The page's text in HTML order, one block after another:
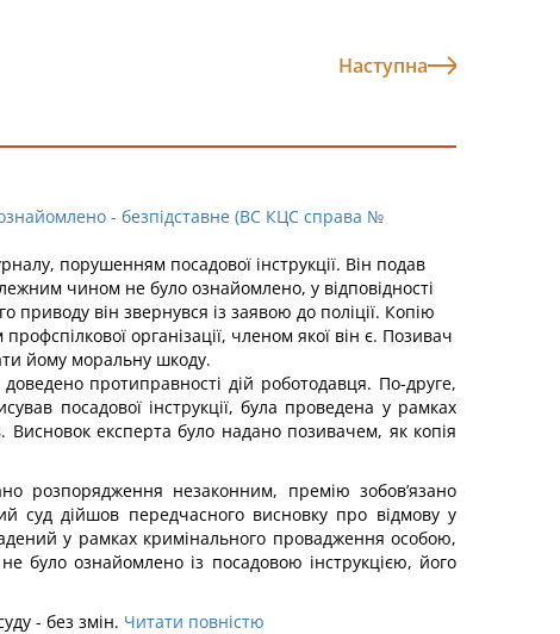
Наступна
ознайомлено - безпідставне (ВС КЦС справа №
порушенням посадової інструкції. Він подав
чином не було ознайомлено, у відповідності
він звернувся із заявою до поліції. Копію
організації, членом якої він є. Позивач
йому моральну шкоду.
протиправності дій роботодавця. По-друге,
посадової інструкції, була проведена у рамках
експерта було надано позивачем, як копія
розпорядження незаконним, премію зобов’язано
дійшов передчасного висновку про відмову у
у рамках кримінального провадження особою,
було ознайомлено із посадовою інструкцією, його
- без змін. Читати повністю